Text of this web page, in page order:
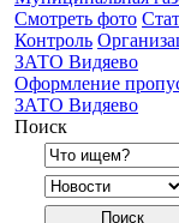
Смотреть фото
Контроль
ЗАТО Видяево
Оформление
ЗАТО Видяево
Поиск